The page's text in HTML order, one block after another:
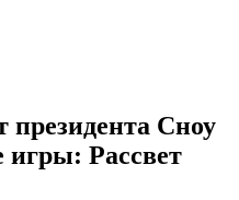
Сноу
игры: Рассвет